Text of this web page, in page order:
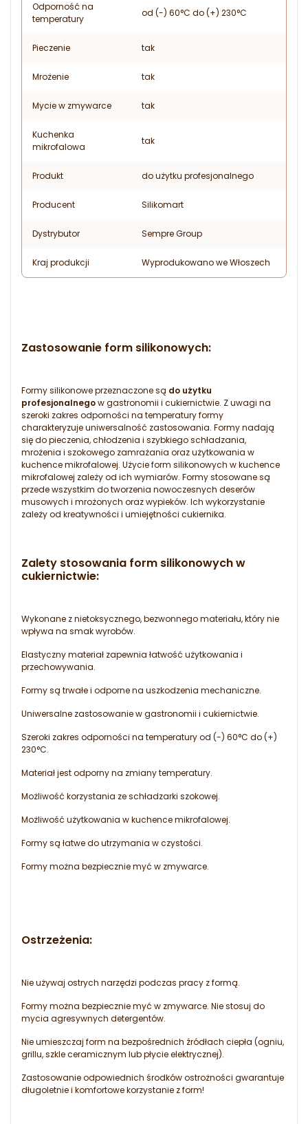
Odporność na
temperatury
od (-) 60°C do (+) 230°C
Pieczenie tak
Mrożenie tak
Mycie w zmywarce tak
Kuchenka
mikrofalowa
tak
Produkt do użytku profesjonalnego
Producent Silikomart
Dystrybutor Sempre Group
Kraj produkcji Wyprodukowano we Włoszech
Zastosowanie form silikonowych:
Formy silikonowe przeznaczone są do użytku
profesjonalnegow gastronomii i cukiernictwie. Z uwagi na
szeroki zakres odporności na temperatury formy
charakteryzuje uniwersalność zastosowania. Formy nadają
się do pieczenia, chłodzenia i szybkiego schładzania,
mrożenia i szokowego zamrażania oraz użytkowania w
kuchence mikrofalowej. Użycie form silikonowych w kuchence
mikrofalowej zależy od ich wymiarów. Formy stosowane są
przede wszystkim do tworzenia nowoczesnych deserów
musowych i mrożonych oraz wypieków. Ich wykorzystanie
zależy od kreatywności i umiejętności cukiernika.
Zalety stosowania form silikonowych w
cukiernictwie:
Wykonane z nietoksycznego, bezwonnego materiału, który nie
wpływa na smak wyrobów.
Elastyczny materiał zapewnia łatwość użytkowania i
przechowywania.
Formy są trwałe i odporne na uszkodzenia mechaniczne.
Uniwersalne zastosowanie w gastronomii i cukiernictwie.
Szeroki zakres odporności na temperatury od (-) 60°C do (+)
230°C.
Materiał jest odporny na zmiany temperatury.
Możliwość korzystania ze schładzarki szokowej.
Możliwość użytkowania w kuchence mikrofalowej.
Formy są łatwe do utrzymania w czystości.
Formy można bezpiecznie myć w zmywarce.
Ostrzeżenia:
Nie używaj ostrych narzędzi podczas pracy z formą.
Formy można bezpiecznie myć w zmywarce. Nie stosuj do
mycia agresywnych detergentów.
Nie umieszczaj form na bezpośrednich źródłach ciepła (ogniu,
grillu, szkle ceramicznym lub płycie elektrycznej).
Zastosowanie odpowiednich środków ostrożności gwarantuje
długoletnie i komfortowe korzystanie z form!